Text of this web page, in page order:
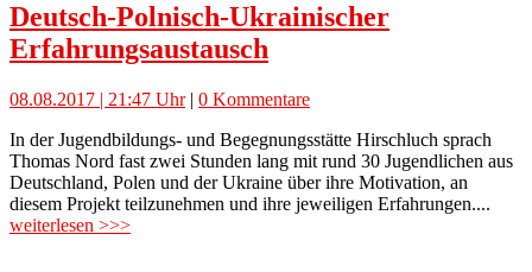
Deutsch-Polnisch-Ukrainischer
Erfahrungsaustausch
08.08.2017 | 21:47 Uhr| 0 Kommentare
In der Jugendbildungs- und Begegnungsstätte Hirschluch sprach
Thomas Nord fast zwei Stunden lang mit rund 30 Jugendlichen aus
Deutschland, Polen und der Ukraine über ihre Motivation, an
diesem Projekt teilzunehmen und ihre jeweiligen Erfahrungen....
weiterlesen >>>